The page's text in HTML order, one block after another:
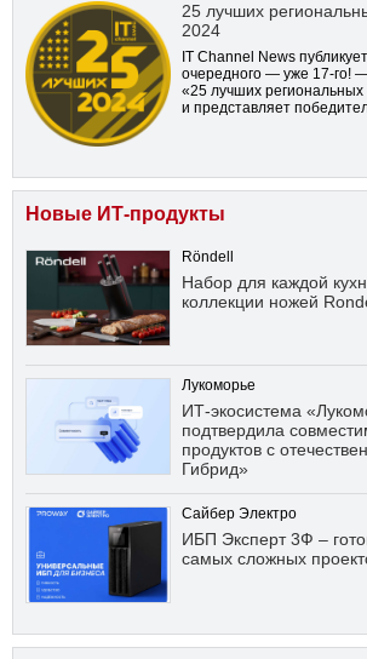
25 лучших
2024
IT Channel News
очередного — уже 17-го! —
«25 лучших
и представляет
Новые ИТ-продукты
Röndell
Набор для каждой
коллекции ножей
Лукоморье
ИТ-экосистема
подтвердила
продуктов с
Гибрид»
Сайбер Электро
ИБП Эксперт 3Ф –
самых сложных